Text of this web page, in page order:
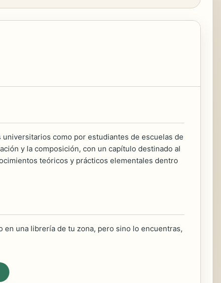
como por estudiantes de escuelas de
y la composición, con un capítulo destinado al
teóricos y prácticos elementales dentro
una librería de tu zona, pero sino lo encuentras,